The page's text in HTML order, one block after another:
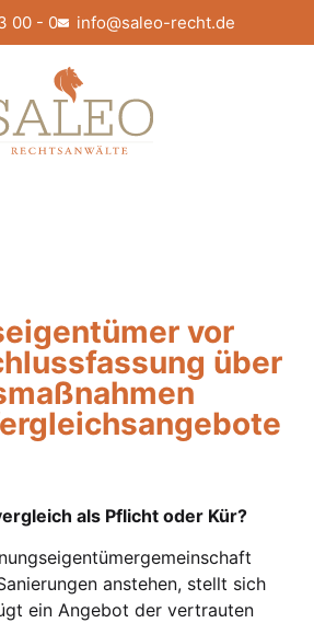
00 - 0 info@saleo-recht.de
vor
über
als Pflicht oder Kür?
anstehen, stellt sich
ein Angebot der vertrauten